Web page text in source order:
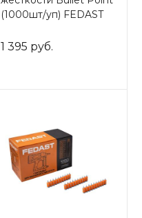
(1000шт/уп) FEDAST
1 395 руб.